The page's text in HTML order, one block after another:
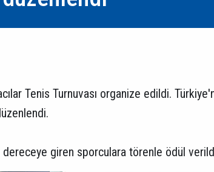
Tenis Turnuvası organize edildi.
dereceye giren sporculara törenle ödül